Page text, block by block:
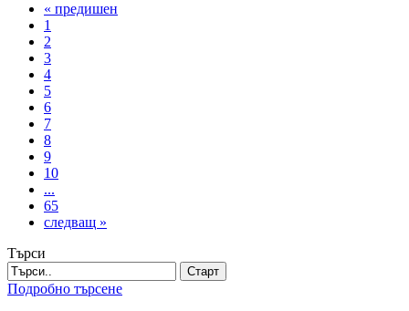
« предишен
1
2
3
4
5
6
7
8
9
10
...
65
следващ »
Търси
Старт
Подробно търсене